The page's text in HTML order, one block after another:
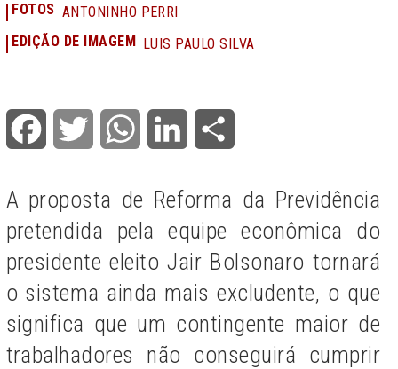
FOTOS ANTONINHO PERRI
EDIÇÃO DE IMAGEM LUIS PAULO SILVA
Facebook Twitter WhatsApp LinkedIn
A proposta de Reforma da Previdência
pretendida pela equipe econômica do
presidente eleito Jair Bolsonaro tornará
o sistema ainda mais excludente, o que
significa que um contingente maior de
trabalhadores não conseguirá cumprir